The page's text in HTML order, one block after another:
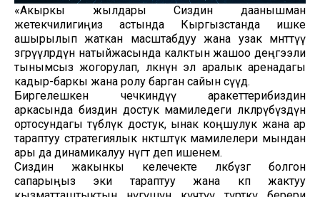
«Акыркы жылдары Сиздин даанышман
жетекчилигиңиз астында Кыргызстанда ишке
ашырылып жаткан масштабдуу жана узак мөөнөттүү
өзгөрүүлөрдүн натыйжасында калктын жашоо деңгээли
тынымсыз жогорулап, өлкөнүн эл аралык аренадагы
кадыр-баркы жана ролу барган сайын өсүүдө.
Биргелешкен чечкиндүү аракеттерибиздин
аркасында биздин достук мамиледеги өлкөлөрүбүздүн
ортосундагы түбөлүк достук, ынак коңшулук жана ар
тараптуу стратегиялык өнөктөштүк мамилелери мындан
ары да динамикалуу өнүгөт деп ишенем.
Сиздин жакынкы келечекте өлкөбүзгө болгон
сапарыңыз эки тараптуу жана көп жактуу